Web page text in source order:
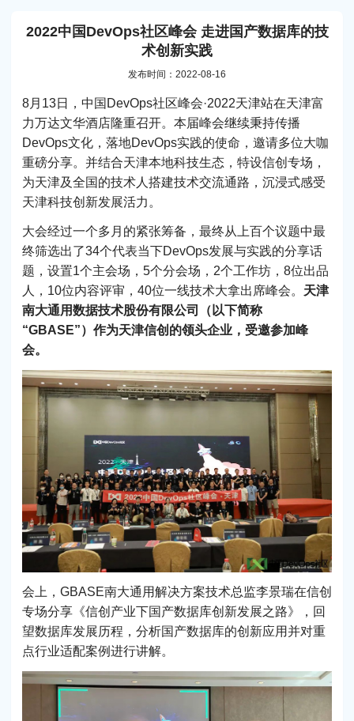
2022中国DevOps社区峰会 走进国产数据库的技
术创新实践
发布时间：2022-08-16
8月13日，中国DevOps社区峰会·2022天津站在天津富
力万达文华酒店隆重召开。本届峰会继续秉持传播
DevOps文化，落地DevOps实践的使命，邀请多位大咖
重磅分享。并结合天津本地科技生态，特设信创专场，
为天津及全国的技术人搭建技术交流通路，沉浸式感受
天津科技创新发展活力。
大会经过一个多月的紧张筹备，最终从上百个议题中最
终筛选出了34个代表当下DevOps发展与实践的分享话
题，设置1个主会场，5个分会场，2个工作坊，8位出品
人，10位内容评审，40位一线技术大拿出席峰会。 天津
南大通用数据技术股份有限公司（以下简称
“GBASE”）作为天津信创的领头企业，受邀参加峰
会。
会上，GBASE南大通用解决方案技术总监李景瑞在信创
专场分享《信创产业下国产数据库创新发展之路》，回
望数据库发展历程，分析国产数据库的创新应用并对重
点行业适配案例进行讲解。